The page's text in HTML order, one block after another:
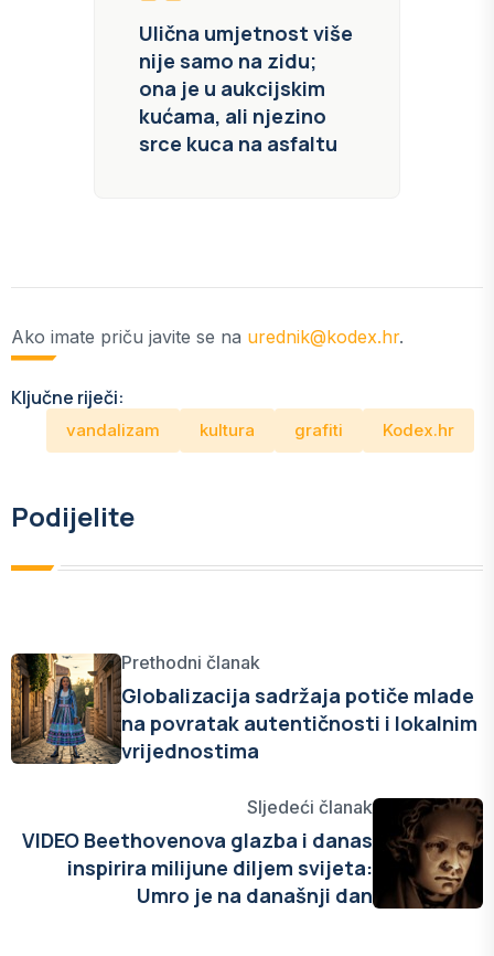
Ulična umjetnost više
nije samo na zidu;
ona je u aukcijskim
kućama, ali njezino
srce kuca na asfaltu
Ako imate priču javite se na urednik@kodex.hr.
Ključne riječi:
vandalizam kultura grafiti Kodex.hr
Podijelite
Prethodni članak
Globalizacija sadržaja potiče mlade
na povratak autentičnosti i lokalnim
vrijednostima
Sljedeći članak
VIDEO Beethovenova glazba i danas
inspirira milijune diljem svijeta:
Umro je na današnji dan